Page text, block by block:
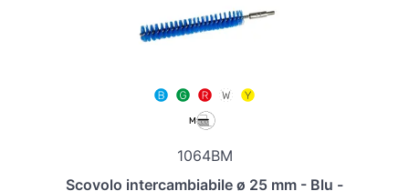
1064BM
Scovolo intercambiabile ø 25 mm - Blu -